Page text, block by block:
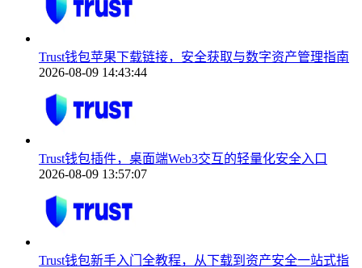
Trust钱包苹果下载链接，安全获取与数字资产管理指南
2026-08-09 14:43:44
Trust钱包插件，桌面端Web3交互的轻量化安全入口
2026-08-09 13:57:07
Trust钱包新手入门全教程，从下载到资产安全一站式指